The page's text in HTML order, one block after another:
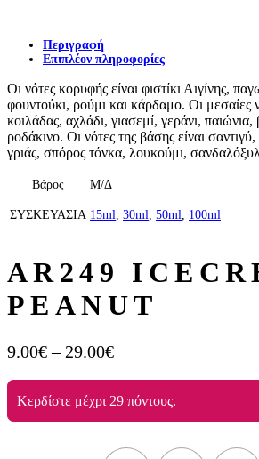
Περιγραφή
Επιπλέον πληροφορίες
Οι νότες κορυφής είναι φιστίκι Αιγίνης,
φουντούκι, ρούμι και κάρδαμο. Οι μεσαίες
κοιλάδας, αχλάδι, γιασεμί, γεράνι,
ροδάκινο. Οι νότες της βάσης είναι
γριάς, σπόρος τόνκα, λουκούμι,
Βάρος Μ/Δ
ΣΥΣΚΕΥΑΣΙΑ 15ml, 30ml, 50ml, 100ml
AR249
PEANUT
9.00€ – 29.00€Price
9.00€
through
Κερδίστε μέχρι 29 πόντους.